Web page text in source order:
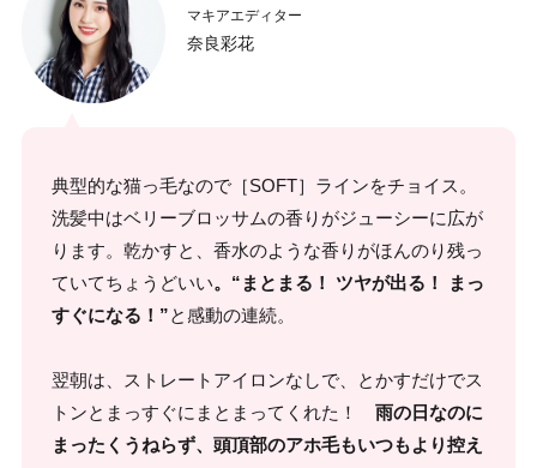
マキアエディター
奈良彩花
典型的な猫っ毛なので［SOFT］ラインをチョイス。
洗髪中はベリーブロッサムの香りがジューシーに広が
ります。乾かすと、香水のような香りがほんのり残っ
ていてちょうどいい。“まとまる！ ツヤが出る！ まっ
すぐになる！”と感動の連続。
翌朝は、ストレートアイロンなしで、とかすだけでス
トンとまっすぐにまとまってくれた！ 雨の日なのに
まったくうねらず、頭頂部のアホ毛もいつもより控え